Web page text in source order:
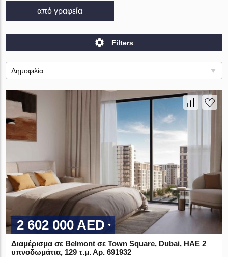
από γραφεία
Filters
Δημοφιλία
2 602 000 AED
Διαμέρισμα σε Belmont σε Town Square, Dubai, ΗΑΕ 2
υπνοδωμάτια, 129 τ.μ. Αρ. 691932